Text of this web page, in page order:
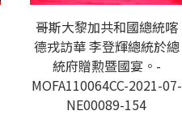
哥斯大黎加共和國總統喀
德戎訪華 李登輝總統於總
統府贈勲暨國宴。-
MOFA110064CC-2021-07-
NE00089-154